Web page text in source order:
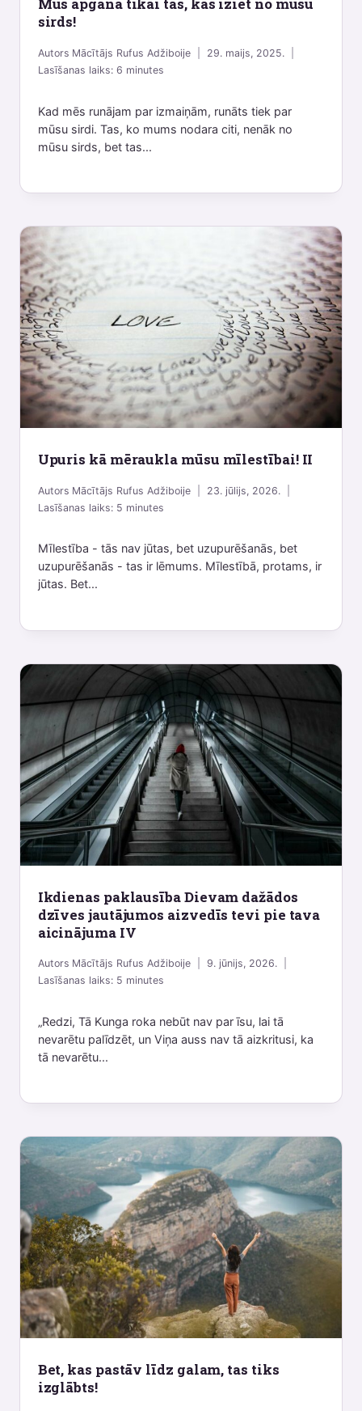
Mūs apgāna tikai tas, kas iziet no mūsu
sirds!
Autors Mācītājs Rufus Adžiboije
29. maijs, 2025.
Lasīšanas laiks:6 minutes
Kad mēs runājam par izmaiņām, runāts tiek par
mūsu sirdi. Tas, ko mums nodara citi, nenāk no
mūsu sirds, bet tas...
Upuris kā mēraukla mūsu mīlestībai! II
Autors Mācītājs Rufus Adžiboije
23. jūlijs, 2026.
Lasīšanas laiks:5 minutes
Mīlestība - tās nav jūtas, bet uzupurēšanās, bet
uzupurēšanās - tas ir lēmums. Mīlestībā, protams, ir
jūtas. Bet...
Ikdienas paklausība Dievam dažādos
dzīves jautājumos aizvedīs tevi pie tava
aicinājuma IV
Autors Mācītājs Rufus Adžiboije
9. jūnijs, 2026.
Lasīšanas laiks:5 minutes
„Redzi, Tā Kunga roka nebūt nav par īsu, lai tā
nevarētu palīdzēt, un Viņa auss nav tā aizkritusi, ka
tā nevarētu...
Bet, kas pastāv līdz galam, tas tiks
izglābts!